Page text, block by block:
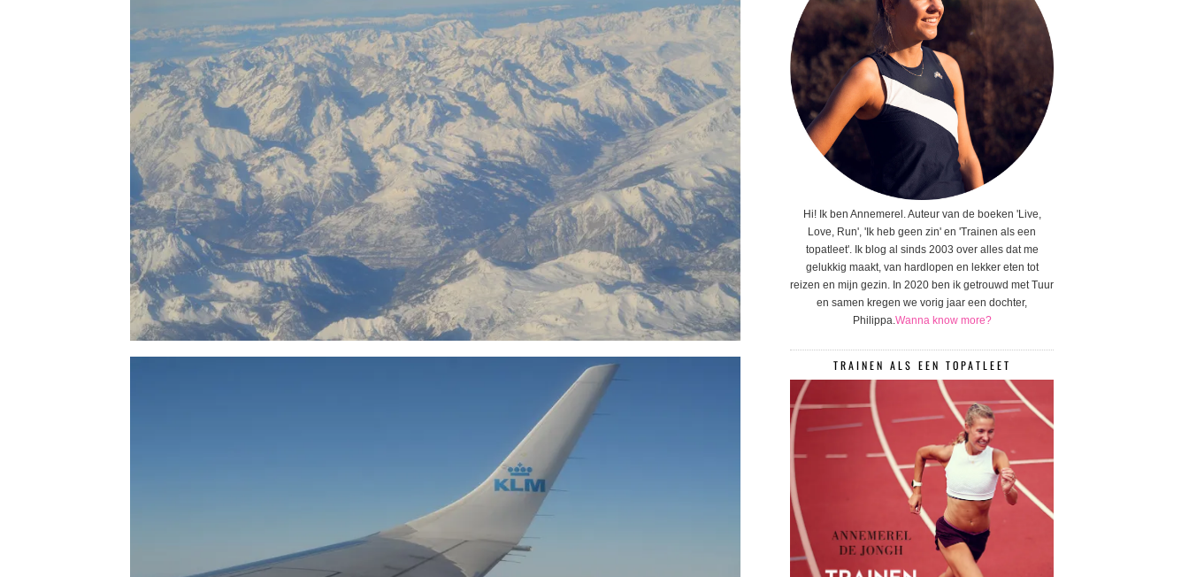
Hi! Ik ben Annemerel. Auteur van de boeken 'Live,
Love, Run', 'Ik heb geen zin' en 'Trainen als een
topatleet'. Ik blog al sinds 2003 over alles dat me
gelukkig maakt, van hardlopen en lekker eten tot
reizen en mijn gezin. In 2020 ben ik getrouwd met Tuur
en samen kregen we vorig jaar een dochter,
Philippa.Wanna know more?
TRAINEN ALS EEN TOPATLEET